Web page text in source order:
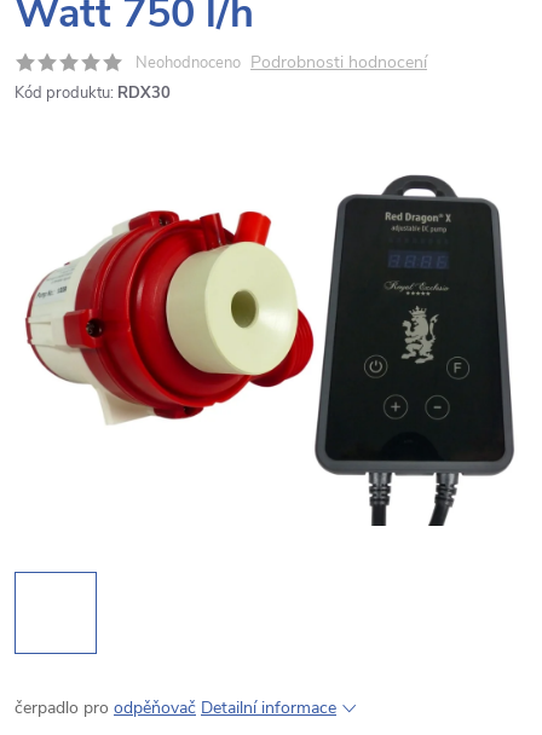
Watt 750 l/h
Neohodnoceno Podrobnosti hodnocení
Kód produktu: RDX30
čerpadlo pro odpěňovač Detailní informace